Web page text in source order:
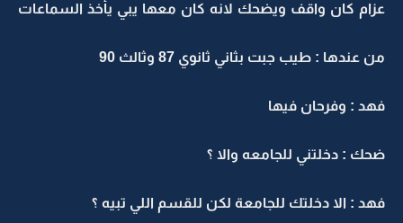
عزام كان واقف ويضحك لانه كان معها يبي يأخذ السماعات
من عندها : طيب جبت بثاني ثانوي 87 وثالث 90
فهد : وفرحان فيها
ضحك : دخلتني للجامعه والا ؟
فهد : الا دخلتك للجامعة لكن للقسم اللي تبيه ؟